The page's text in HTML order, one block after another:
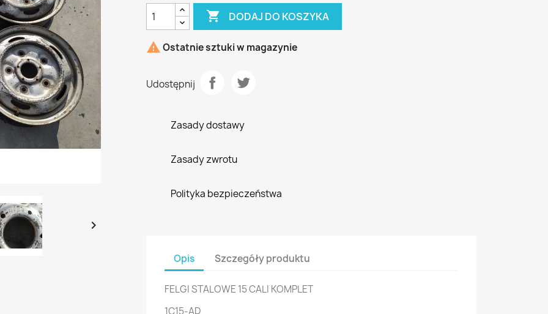

 DODAJ DO KOSZYKA
 Ostatnie sztuki w magazynie
Udostępnij
Zasady dostawy
Zasady zwrotu
Polityka bezpieczeństwa
Opis Szczegóły produktu
FELGI STALOWE 15 CALI KOMPLET
1C15-AD